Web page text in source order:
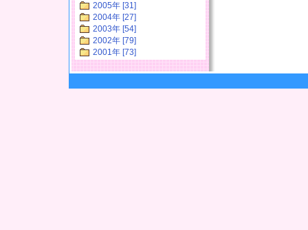
2005年 [31]
2004年 [27]
2003年 [54]
2002年 [79]
2001年 [73]